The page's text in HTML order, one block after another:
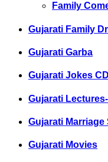
Family
Gujarati Family
Gujarati Garba
Gujarati Jokes
Gujarati
Gujarati Marriage
Gujarati Movies